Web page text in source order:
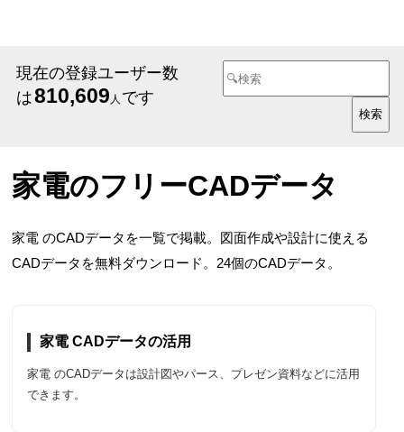
現在の登録ユーザー数
は810,609 人 です
家電のフリーCADデータ
家電 のCADデータを一覧で掲載。図面作成や設計に使える
CADデータを無料ダウンロード。24個のCADデータ。
家電 CADデータの活用
家電 のCADデータは設計図やパース、プレゼン資料などに活用
できます。